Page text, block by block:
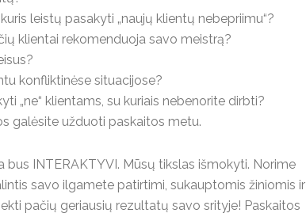
leistų pasakyti „naujų klientų nebepriimu“?
klientai rekomenduoja savo meistrą?
konfliktinėse situacijose?
„ne“ klientams, su kuriais nebenorite dirbti?
galėsite užduoti paskaitos metu.
bus INTERAKTYVI. Mūsų tikslas išmokyti. Norime
savo ilgamete patirtimi, sukauptomis žiniomis ir
pačių geriausių rezultatų savo srityje! Paskaitos